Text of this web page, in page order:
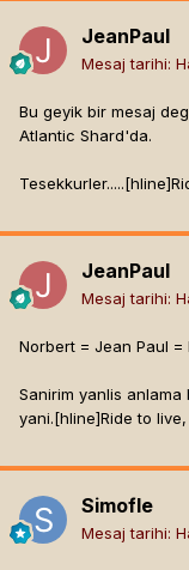
JeanPaul
Mesaj tarihi:
Bu geyik bir mesaj
Atlantic Shard'da.
Tesekkurler.....[hline]
JeanPaul
Mesaj tarihi:
Norbert = Jean Paul =
Sanirim yanlis anlama
yani.[hline]Ride to
Simofle
Mesaj tarihi: